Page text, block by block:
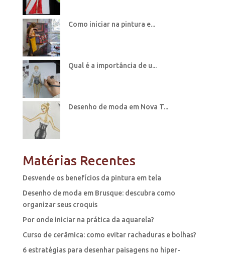
Como iniciar na pintura e...
Qual é a importância de u...
Desenho de moda em Nova T...
Matérias Recentes
Desvende os benefícios da pintura em tela
Desenho de moda em Brusque: descubra como
organizar seus croquis
Por onde iniciar na prática da aquarela?
Curso de cerâmica: como evitar rachaduras e bolhas?
6 estratégias para desenhar paisagens no hiper-